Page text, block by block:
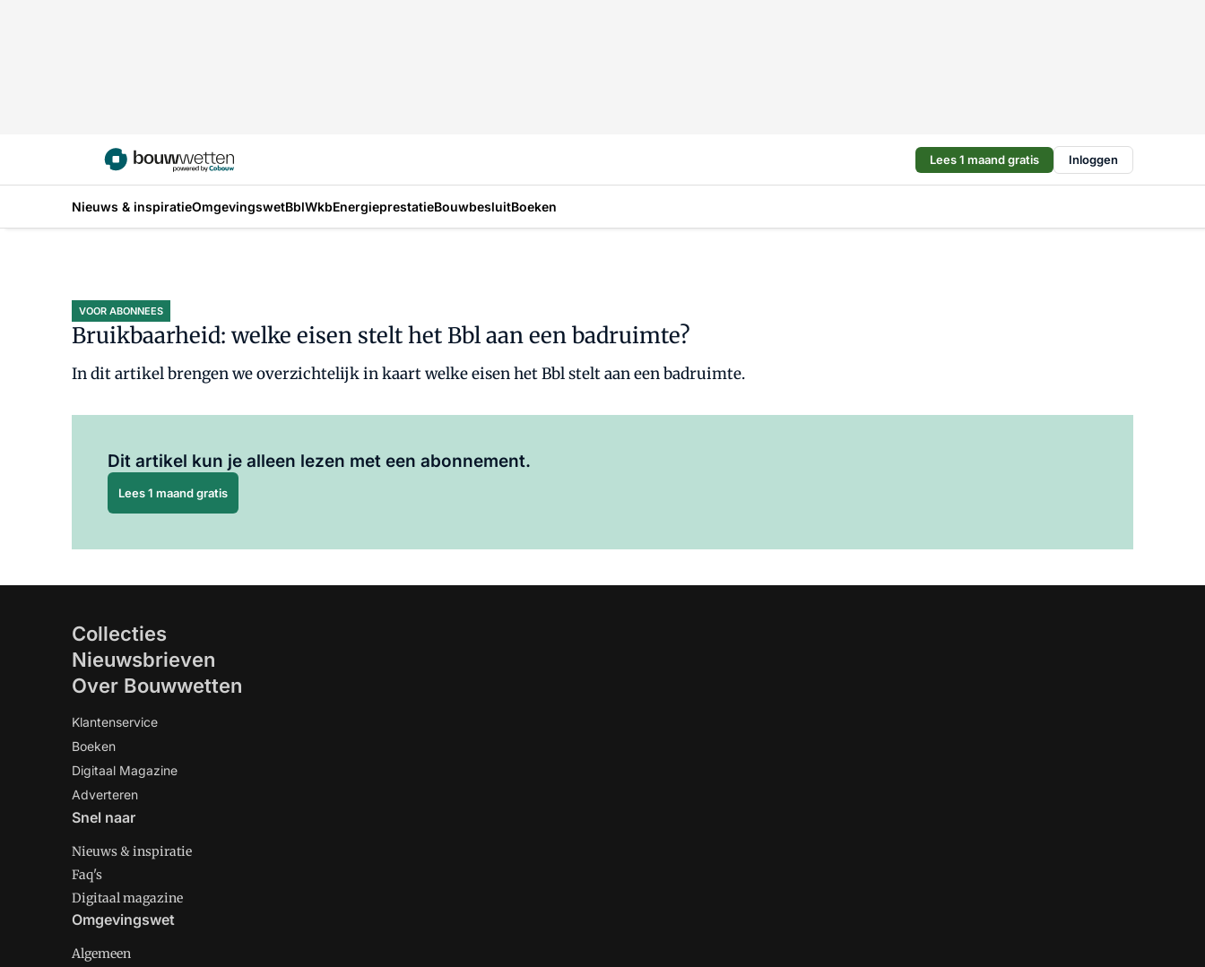
Lees 1 maand gratis Inloggen
Nieuws & inspiratieOmgevingswetBblWkbEnergieprestatieBouwbesluitBoeken
VOOR ABONNEES
Bruikbaarheid: welke eisen stelt het Bbl aan een badruimte?
In dit artikel brengen we overzichtelijk in kaart welke eisen het Bbl stelt aan een badruimte.
Dit artikel kun je alleen lezen met een abonnement.
Lees 1 maand gratis
Collecties
Nieuwsbrieven
Over Bouwwetten
Klantenservice
Boeken
Digitaal Magazine
Adverteren
Snel naar
Nieuws & inspiratie
Faq's
Digitaal magazine
Omgevingswet
Algemeen